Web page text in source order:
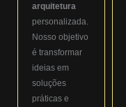
arquitetura
personalizada.
Nosso objetivo
é transformar
ideias em
soluções
práticas e